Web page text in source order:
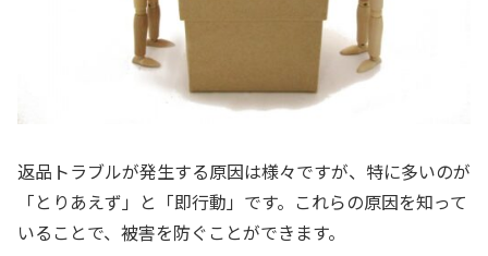
返品トラブルが発生する原因は様々ですが、特に多いのが
「とりあえず」と「即行動」です。これらの原因を知って
いることで、被害を防ぐことができます。